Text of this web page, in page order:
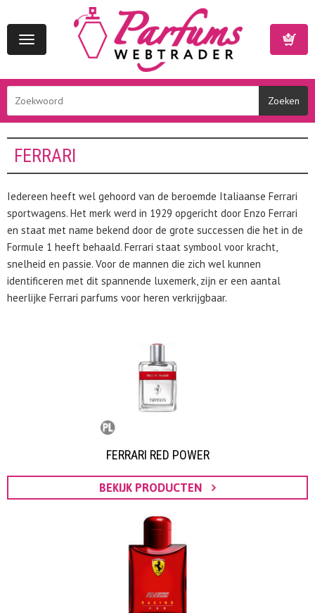
Toggle
navigation
FERRARI
Iedereen heeft wel gehoord van de beroemde Italiaanse Ferrari
sportwagens. Het merk werd in 1929 opgericht door Enzo Ferrari
en staat met name bekend door de grote successen die het in de
Formule 1 heeft behaald. Ferrari staat symbool voor kracht,
snelheid en passie. Voor de mannen die zich wel kunnen
identificeren met dit spannende luxemerk, zijn er een aantal
heerlijke Ferrari parfums voor heren verkrijgbaar.
FERRARI RED POWER
BEKIJK PRODUCTEN